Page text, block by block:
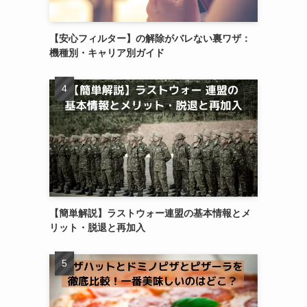
【安心フィルター】の解除がバレない裏ワザ：
機種別・キャリア別ガイド
【簡単解説】ラストウォー連盟の基本情報とメ
リット・脱退と再加入